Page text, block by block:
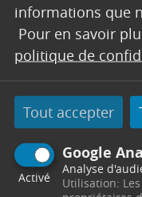
informations que
Pour en savoir
politique de
Tout accepter
Google
Activé
Analyse
Utilisation:
CONTACT
Centre